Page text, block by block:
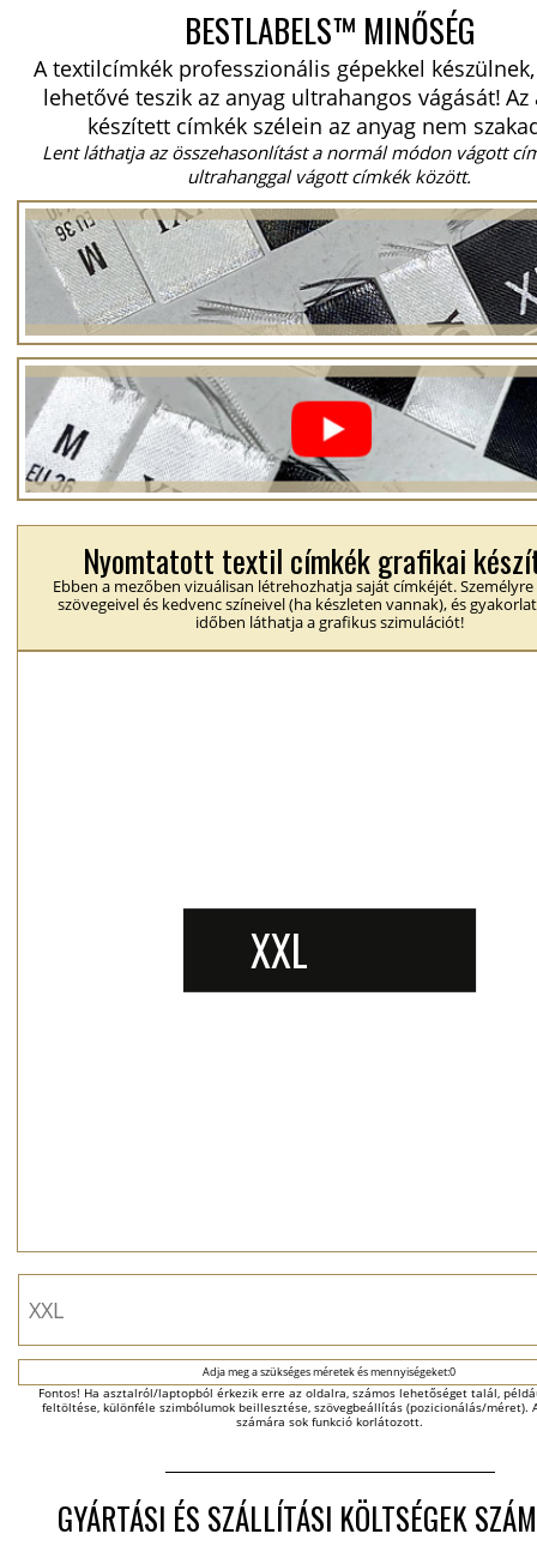
BESTLABELS™ MINŐSÉG
A textilcímkék professzionális gépekkel
lehetővé teszik az anyag ultrahangos vágását!
készített címkék szélein az anyag nem
Lent láthatja az összehasonlítást a normál módon vágott
ultrahanggal vágott címkék között.
Nyomtatott textil címkék grafikai
Ebben a mezőben vizuálisan létrehozhatja saját címkéjét.
szövegeivel és kedvenc színeivel (ha készleten vannak), és
időben láthatja a grafikus szimulációt!
Adja meg a szükséges méretek és mennyiségeket:0
Fontos! Ha asztalról/laptopból érkezik erre az oldalra, számos lehetőséget talál,
feltöltése, különféle szimbólumok beillesztése, szövegbeállítás (pozicionálás/méret).
számára sok funkció korlátozott.
GYÁRTÁSI ÉS SZÁLLÍTÁSI KÖLTSÉGEK